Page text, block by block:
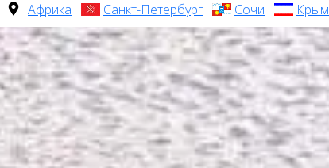
Африка Санкт-Петербург Сочи Крым